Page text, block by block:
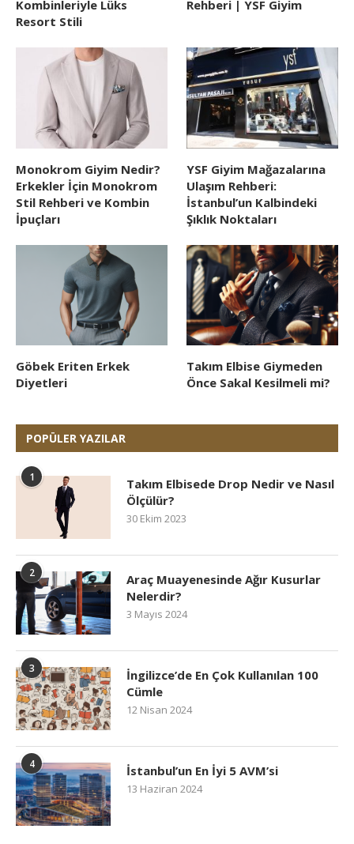
Kombinleriyle Lüks
Resort Stili
Rehberi | YSF Giyim
Monokrom Giyim Nedir?
Erkekler İçin Monokrom
Stil Rehberi ve Kombin
İpuçları
YSF Giyim Mağazalarına
Ulaşım Rehberi:
İstanbul’un Kalbindeki
Şıklık Noktaları
Göbek Eriten Erkek
Diyetleri
Takım Elbise Giymeden
Önce Sakal Kesilmeli mi?
POPÜLER YAZILAR
1
Takım Elbisede Drop Nedir ve Nasıl
Ölçülür?
30 Ekim 2023
2
Araç Muayenesinde Ağır Kusurlar
Nelerdir?
3 Mayıs 2024
3
İngilizce’de En Çok Kullanılan 100
Cümle
12 Nisan 2024
4 İstanbul’un En İyi 5 AVM’si
13 Haziran 2024